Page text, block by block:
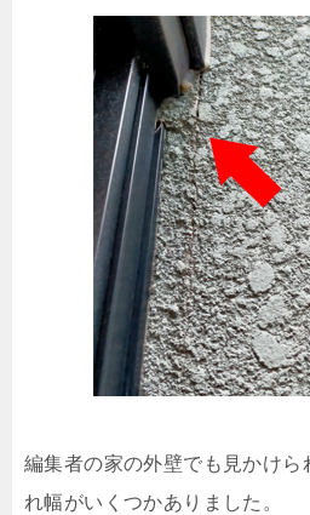
編集者の家の外壁でも見かけら
れ幅がいくつかありました。